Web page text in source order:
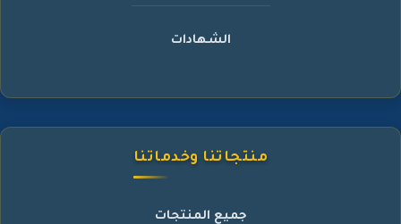
الشهادات
منتجاتنا وخدماتنا
جميع المنتجات